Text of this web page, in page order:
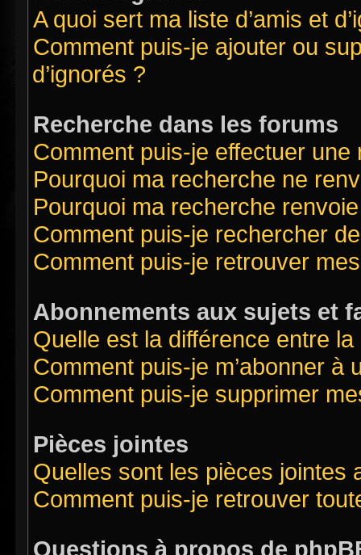
A quoi sert ma liste d’amis et
Comment puis-je ajouter ou
d’ignorés ?
Recherche dans les forums
Comment puis-je effectuer
Pourquoi ma recherche ne
Pourquoi ma recherche
Comment puis-je rechercher
Comment puis-je retrouver
Abonnements aux sujets et
Quelle est la différence entre
Comment puis-je m’abonner
Comment puis-je supprimer
Pièces jointes
Quelles sont les pièces jointes
Comment puis-je retrouver
Questions à propos de